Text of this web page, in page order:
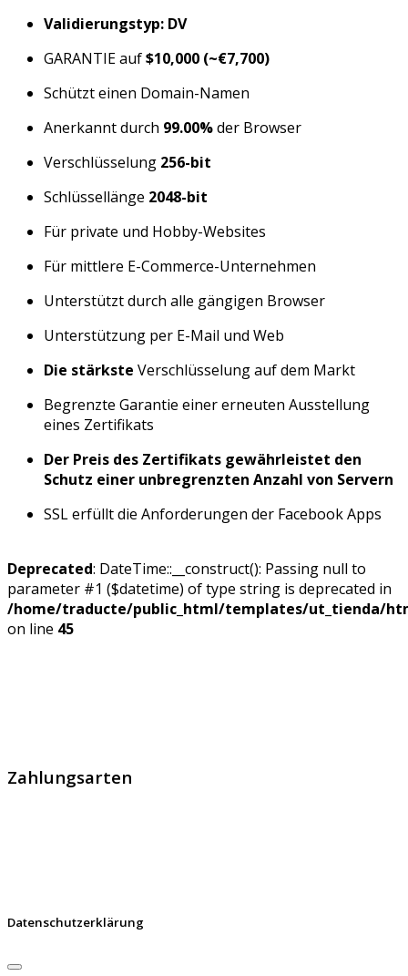
Validierungstyp: DV
GARANTIE auf$10,000 (~€7,700)
Schützt einen Domain-Namen
Anerkannt durch 99.00%der Browser
Verschlüsselung 256-bit
Schlüssellänge 2048-bit
Für private und Hobby-Websites
Für mittlere E-Commerce-Unternehmen
Unterstützt durch alle gängigen Browser
Unterstützung per E-Mail und Web
Die stärkste Verschlüsselung auf dem Markt
Begrenzte Garantie einer erneuten Ausstellung
eines Zertifikats
Der Preis des Zertifikats gewährleistet den
Schutz einer unbregrenzten Anzahl von Servern
SSL erfüllt die Anforderungen der Facebook Apps
Deprecated: DateTime::__construct(): Passing null to
parameter #1 ($datetime) of type string is deprecated in
/home/traducte/public_html/templates/ut_tienda/
on line 45
Zahlungsarten
Datenschutzerklärung